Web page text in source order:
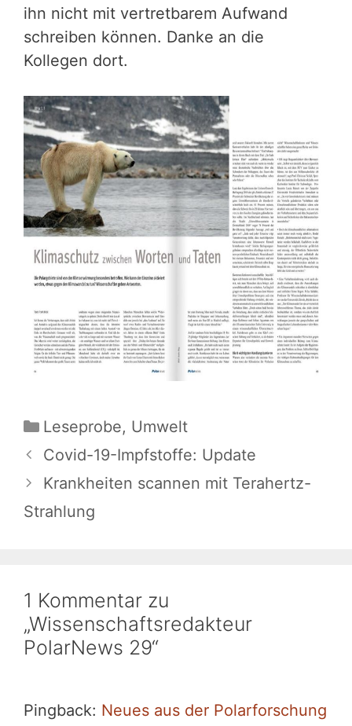
ihn nicht mit vertretbarem Aufwand
schreiben können. Danke an die
Kollegen dort.
Kategorien
Leseprobe, Umwelt
Covid-19-Impfstoffe: Update
Krankheiten scannen mit Terahertz-
Strahlung
1 Kommentar zu
„Wissenschaftsredakteur
PolarNews 29“
Pingback: Neues aus der Polarforschung